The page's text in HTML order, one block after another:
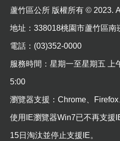
隱
權
政
政
網
站
資
料
蘆竹區公所 版權所有 © 2023.
地址 ：338018桃園市蘆竹區南
電話：(03)352-0000
服務時間：星期一至星期五 上
5:00
瀏覽器支援：Chrome、
使用IE瀏覽器Win7已不再支援
15日淘汰並停止支援IE。